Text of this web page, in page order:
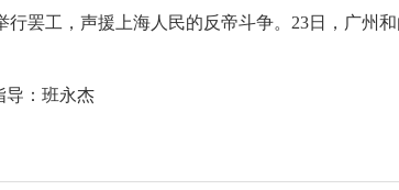
罢工，声援上海人民的反帝斗争。23日，广州
导：班永杰